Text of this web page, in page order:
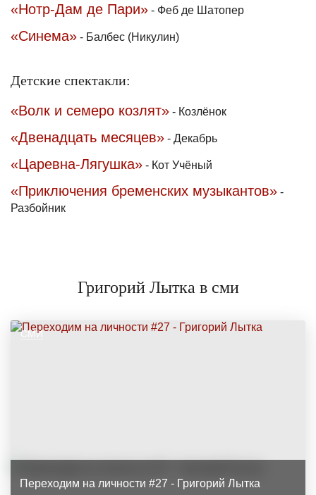
«Нотр-Дам де Пари» - Феб де Шатопер
«Синема» - Балбес (Никулин)
Детские спектакли:
«Волк и семеро козлят» - Козлёнок
«Двенадцать месяцев» - Декабрь
«Царевна-Лягушка» - Кот Учёный
«Приключения бременских музыкантов» -
Разбойник
Григорий Лытка в сми
СМИ
Переходим на личности #27 - Григорий Лытка